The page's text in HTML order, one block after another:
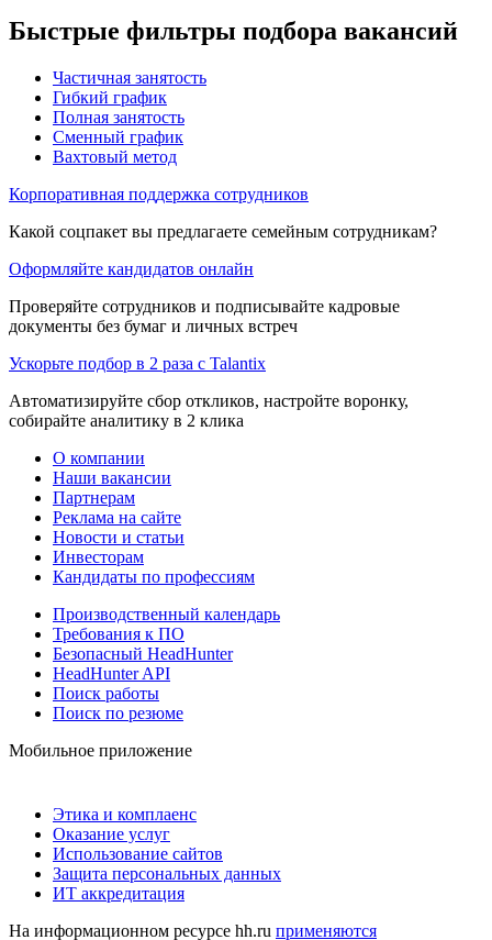
Быстрые фильтры подбора вакансий
Частичная занятость
Гибкий график
Полная занятость
Сменный график
Вахтовый метод
Корпоративная поддержка сотрудников
Какой соцпакет вы предлагаете семейным сотрудникам?
Оформляйте кандидатов онлайн
Проверяйте сотрудников и подписывайте кадровые
документы без бумаг и личных встреч
Ускорьте подбор в 2 раза с Talantix
Автоматизируйте сбор откликов, настройте воронку,
собирайте аналитику в 2 клика
О компании
Наши вакансии
Партнерам
Реклама на сайте
Новости и статьи
Инвесторам
Кандидаты по профессиям
Производственный календарь
Требования к ПО
Безопасный HeadHunter
HeadHunter API
Поиск работы
Поиск по резюме
Мобильное приложение
Этика и комплаенс
Оказание услуг
Использование сайтов
Защита персональных данных
ИТ аккредитация
На информационном ресурсе hh.ru применяются